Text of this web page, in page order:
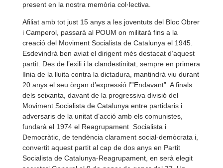
present en la nostra memòria col·lectiva.
Afiliat amb tot just 15 anys a les joventuts del Bloc Obrer
i Camperol, passarà al POUM on militarà fins a la
creació del Moviment Socialista de Catalunya el 1945.
Esdevindrà ben aviat el dirigent més destacat d’aquest
partit. Des de l’exili i la clandestinitat, sempre en primera
línia de la lluita contra la dictadura, mantindrà viu durant
20 anys el seu òrgan d’expressió l’”Endavant”. A finals
dels seixanta, davant de la progressiva divisió del
Moviment Socialista de Catalunya entre partidaris i
adversaris de la unitat d’acció amb els comunistes,
fundarà el 1974 el Reagrupament Socialista i
Democràtic, de tendència clarament social-demòcrata i,
convertit aquest partit al cap de dos anys en Partit
Socialista de Catalunya-Reagrupament, en serà elegit